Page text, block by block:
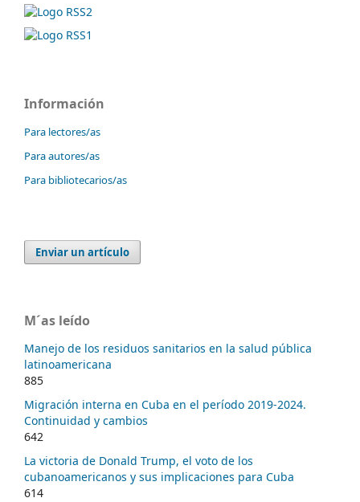
Información
Para lectores/as
Para autores/as
Para bibliotecarios/as
Enviar un artículo
M´as leído
Manejo de los residuos sanitarios en la salud pública
latinoamericana
885
Migración interna en Cuba en el período 2019-2024.
Continuidad y cambios
642
La victoria de Donald Trump, el voto de los
cubanoamericanos y sus implicaciones para Cuba
614